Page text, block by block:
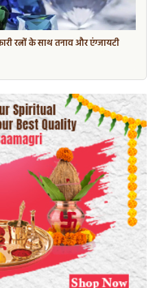
रत्नों के साथ तनाव और एंग्जायटी